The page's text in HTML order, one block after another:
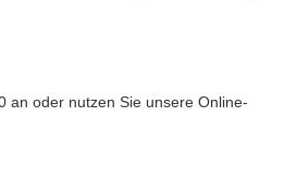
an oder nutzen Sie unsere Online-